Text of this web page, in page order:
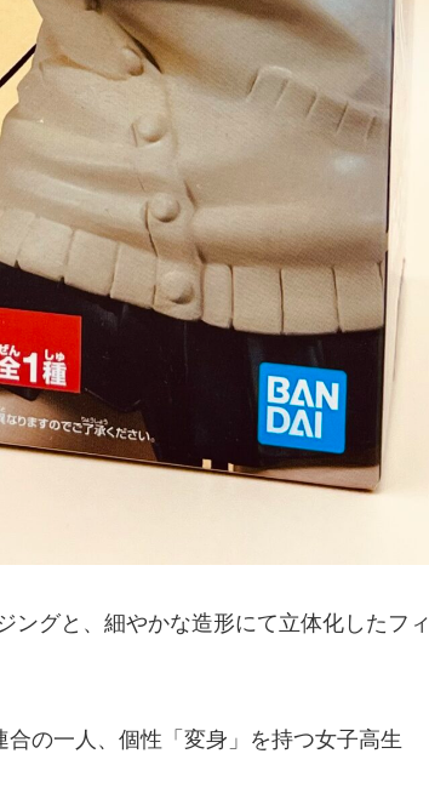
ングと、細やかな造形にて立体化したフィ
の一人、個性「変身」を持つ女子高生